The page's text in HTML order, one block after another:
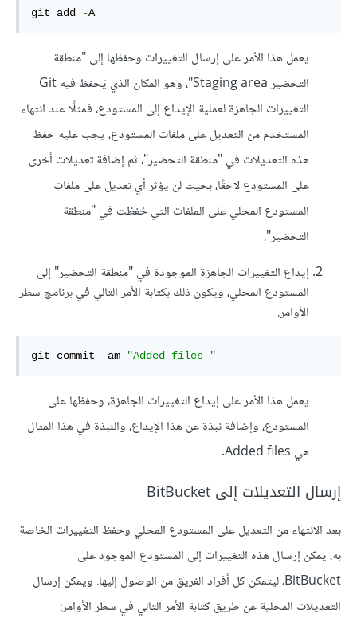
git add -A
يعمل هذا الأمر على إرسال التغييرات وحفظها إلى "منطقة
التحضير Staging area"، وهو المكان الذي يَحفظ فيه Git
التغييرات الجاهزة لعملية الإيداع إلى المستودع، فمثلًا عند انتهاء
المستخدم من التعديل على ملفات المستودع، يجب عليه حفظ
هذه التعديلات في "منطقة التحضير"، ثم إضافة تعديلات أخرى
على المستودع لاحقًا، بحيث لن يؤثر أي تعديل على ملفات
المستودع المحلي على الملفات التي حُفظت في "منطقة
التحضير".
إيداع التغييرات الجاهزة الموجودة في "منطقة التحضير" إلى
المستودع المحلي، ويكون ذلك بكتابة الأمر التالي في برنامج سطر
الأوامر.
git commit -am "Added files "
يعمل هذا الأمر على إيداع التغييرات الجاهزة، وحفظها على
المستودع، وإضافة نبذة عن هذا الإيداع، والنبذة في هذا المثال
هي Added files.
إرسال التعديلات إلى BitBucket
بعد الانتهاء من التعديل على المستودع المحلي وحفظ التغييرات الخاصة
به، يمكن إرسال هذه التغييرات إلى المستودع الموجود على
BitBucket، ليتمكن كل أفراد الفريق من الوصول إليها. ويمكن إرسال
التعديلات المحلية عن طريق كتابة الأمر التالي في سطر الأوامر: